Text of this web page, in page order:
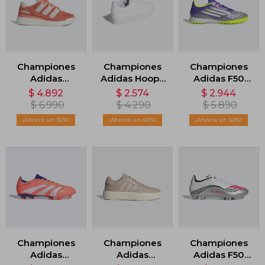
Championes
Adidas
FORUM2000
W - Rojo
$ 4.892
$ 6.990
30
Championes
Adidas Hoops
4.0 - Blanco
$ 2.574
$ 4.290
40
Championes
Adidas F50
League Turf
Cleats - Violeta
$ 2.944
$ 5.890
50
Championes
Adidas
Championes
Adidas
Championes
Adidas F50